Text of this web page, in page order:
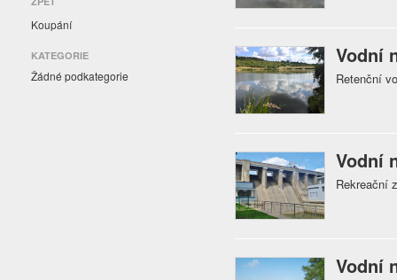
Koupání
KATEGORIE
Žádné podkategorie
Vodní
Retenční
Vodní
Rekreační
Vodní